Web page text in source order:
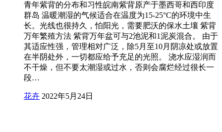
青年紫背的分布和习性皖南紫背原产于墨西哥和西印度
群岛 温暖潮湿的气候适合在温度为15-25°C的环境中生
长。光线也很持久，怕阳光，需要肥沃的保水土壤 紫背
万年繁殖方法 紫背万年盆可与2池泥和1泥炭混合。 由于
其适应性强，管理相对广泛，除5月至10月阴凉处或放置
在半阴处外，一切都应给予充足的光照。 浇水应湿润而
不干燥，但不要太潮湿或过水，否则会腐烂经过很长一
段…
花卉 2022年5月24日